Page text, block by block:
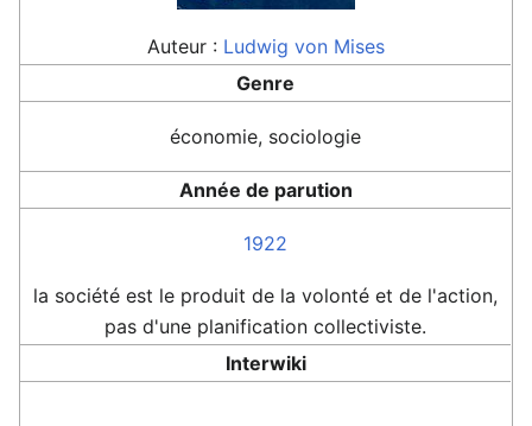
Auteur : Ludwig von Mises
Genre
économie, sociologie
Année de parution
1922
la société est le produit de la volonté et de l'action,
pas d'une planification collectiviste.
Interwiki